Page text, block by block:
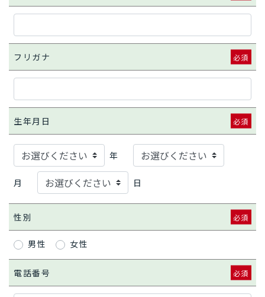
フリガナ
生年月日
年
月 日
性別
男性 女性
電話番号